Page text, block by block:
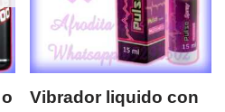
Vibrador liquido con